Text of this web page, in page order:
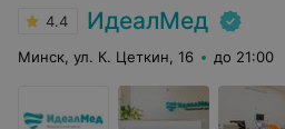
4.4 ИдеалМед
Минск, ул. К. Цеткин, 16 до 21:00